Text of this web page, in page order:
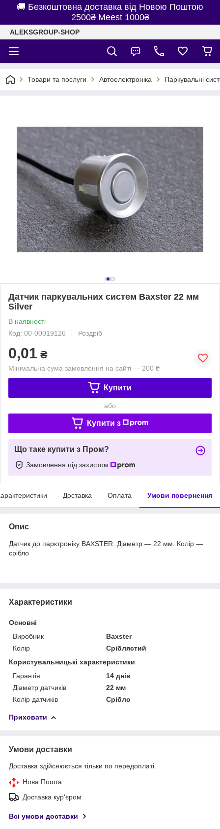
🚚 Безкоштовна доставка від Новою Поштою
2500₴ Meest 1000₴
ALEKSGROUP-SHOP
Товари та послуги Автоелектроніка Паркувальні
Датчик паркувальних систем Baxster 22 мм
Silver
В наявності
Код: 00-00019126
Роздріб
0,01 ₴
Мінімальна сума замовлення на сайті — 200 ₴
Купити
або
Купити з
Що таке купити з Пром?
Замовлення під захистом
Доставка Оплата Умови повернення
Опис
Датчик до парктроніку BAXSTER. Діаметр — 22 мм. Колір —
срібло
Характеристики
Основні
Виробник
Baxster
Колір
Сріблястий
Користувальницькі характеристики
Гарантія
14 днів
Діаметр датчиків
22 мм
Колір датчиків
Срібло
Приховати
Умови доставки
Доставка здійснюється тільки по передоплаті.
Нова Пошта
Доставка кур'єром
Всі умови доставки